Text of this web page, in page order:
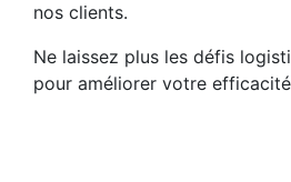
nos clients.
Ne laissez plus les défis
pour améliorer votre